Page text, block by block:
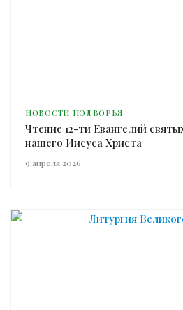
НОВОСТИ ПОДВОРЬЯ
Чтение 12-ти Евангелий
нашего Иисуса Христа
9 апреля 2026